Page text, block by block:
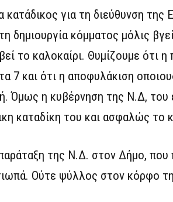
κατάδικος για τη διεύθυνση
δημιουργία κόμματος μόλις
το καλοκαίρι. Θυμίζουμε ότι η
7 και ότι η αποφυλάκιση
Όμως η κυβέρνηση της Ν.Δ, του
καταδίκη του και ασφαλώς το
της Ν.Δ. στον Δήμο,
Ούτε ψύλλος στον κόρφο